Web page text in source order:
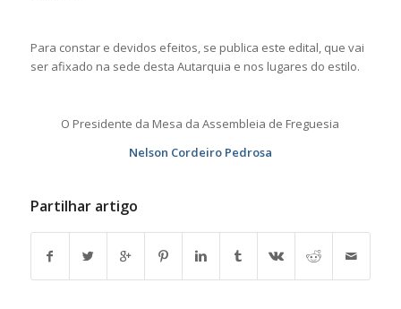
Para constar e devidos efeitos, se publica este edital, que vai
ser afixado na sede desta Autarquia e nos lugares do estilo.
O Presidente da Mesa da Assembleia de Freguesia
Nelson Cordeiro Pedrosa
Partilhar artigo